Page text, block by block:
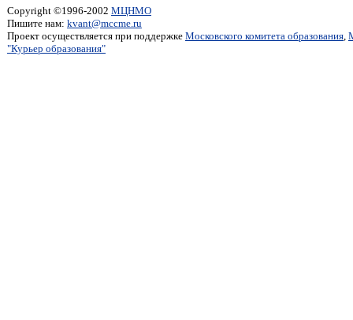
Copyright ©1996-2002 МЦНМО
Пишите нам: kvant@mccme.ru
Проект осуществляется при поддержке Московского комитета образования,
"Курьер образования"